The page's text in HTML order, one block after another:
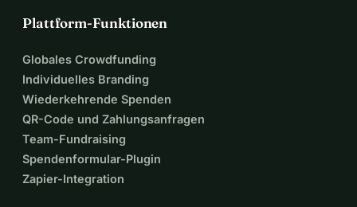
Plattform-Funktionen
Globales Crowdfunding
Individuelles Branding
Wiederkehrende Spenden
QR-Code und Zahlungsanfragen
Team-Fundraising
Spendenformular-Plugin
Zapier-Integration